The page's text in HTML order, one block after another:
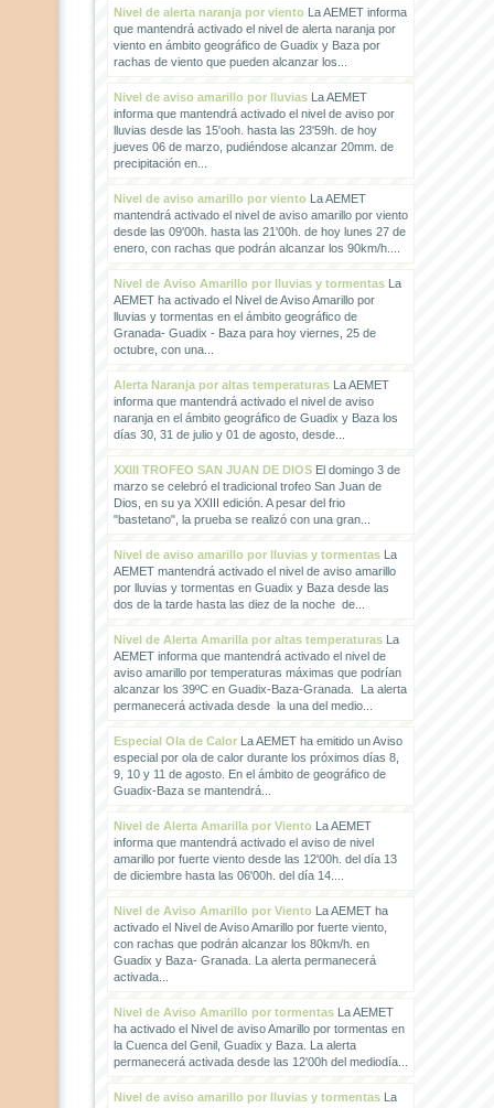
Nivel de alerta naranja por vientoLa AEMET informa
que mantendrá activado el nivel de alerta naranja por
viento en ámbito geográfico de Guadix y Baza por
rachas de viento que pueden alcanzar los...
Nivel de aviso amarillo por lluviasLa AEMET
informa que mantendrá activado el nivel de aviso por
lluvias desde las 15'ooh. hasta las 23'59h. de hoy
jueves 06 de marzo, pudiéndose alcanzar 20mm. de
precipitación en...
Nivel de aviso amarillo por vientoLa AEMET
mantendrá activado el nivel de aviso amarillo por viento
desde las 09'00h. hasta las 21'00h. de hoy lunes 27 de
enero, con rachas que podrán alcanzar los 90km/h....
Nivel de Aviso Amarillo por lluvias y tormentasLa
AEMET ha activado el Nivel de Aviso Amarillo por
lluvias y tormentas en el ámbito geográfico de
Granada- Guadix - Baza para hoy viernes, 25 de
octubre, con una...
Alerta Naranja por altas temperaturasLa AEMET
informa que mantendrá activado el nivel de aviso
naranja en el ámbito geográfico de Guadix y Baza los
días 30, 31 de julio y 01 de agosto, desde...
XXIII TROFEO SAN JUAN DE DIOSEl domingo 3 de
marzo se celebró el tradicional trofeo San Juan de
Dios, en su ya XXIII edición. A pesar del frio
"bastetano", la prueba se realizó con una gran...
Nivel de aviso amarillo por lluvias y tormentasLa
AEMET mantendrá activado el nivel de aviso amarillo
por lluvias y tormentas en Guadix y Baza desde las
dos de la tarde hasta las diez de la noche de...
Nivel de Alerta Amarilla por altas temperaturasLa
AEMET informa que mantendrá activado el nivel de
aviso amarillo por temperaturas máximas que podrían
alcanzar los 39ºC en Guadix-Baza-Granada. La alerta
permanecerá activada desde la una del medio...
Especial Ola de CalorLa AEMET ha emitido un Aviso
especial por ola de calor durante los próximos días 8,
9, 10 y 11 de agosto. En el ámbito de geográfico de
Guadix-Baza se mantendrá...
Nivel de Alerta Amarilla por VientoLa AEMET
informa que mantendrá activado el aviso de nivel
amarillo por fuerte viento desde las 12'00h. del día 13
de diciembre hasta las 06'00h. del día 14....
Nivel de Aviso Amarillo por VientoLa AEMET ha
activado el Nivel de Aviso Amarillo por fuerte viento,
con rachas que podrán alcanzar los 80km/h. en
Guadix y Baza- Granada. La alerta permanecerá
activada...
Nivel de Aviso Amarillo por tormentasLa AEMET
ha activado el Nivel de aviso Amarillo por tormentas en
la Cuenca del Genil, Guadix y Baza. La alerta
permanecerá activada desde las 12'00h del mediodía...
Nivel de aviso amarillo por lluvias y tormentasLa